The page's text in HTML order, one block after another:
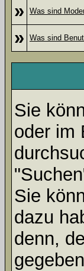
» Was sind
» Was sind
Sie
oder im
Sie
dazu
denn,